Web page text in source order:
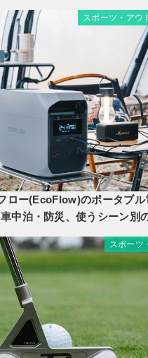
スポーツ・アウ
ロー(EcoFlow)のポータブ
中泊・防災、使うシーン別
スポーツ